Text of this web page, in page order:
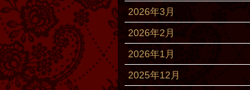
2026年3月
2026年2月
2026年1月
2025年12月